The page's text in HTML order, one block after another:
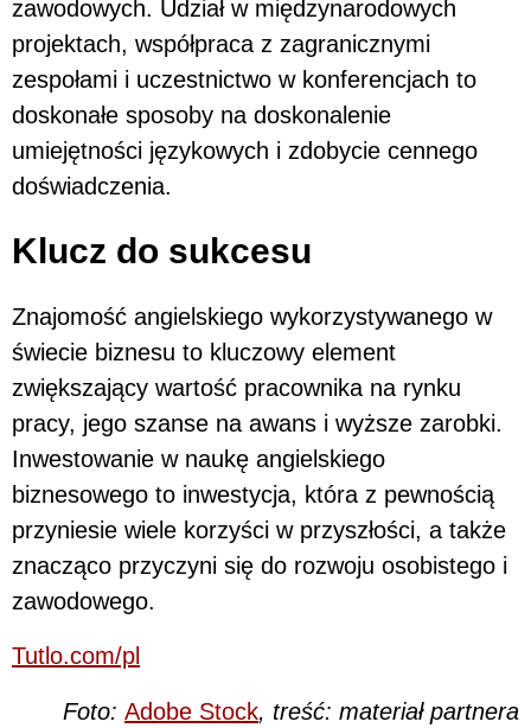
zawodowych. Udział w międzynarodowych
projektach, współpraca z zagranicznymi
zespołami i uczestnictwo w konferencjach to
doskonałe sposoby na doskonalenie
umiejętności językowych i zdobycie cennego
doświadczenia.
Klucz do sukcesu
Znajomość angielskiego wykorzystywanego w
świecie biznesu to kluczowy element
zwiększający wartość pracownika na rynku
pracy, jego szanse na awans i wyższe zarobki.
Inwestowanie w naukę angielskiego
biznesowego to inwestycja, która z pewnością
przyniesie wiele korzyści w przyszłości, a także
znacząco przyczyni się do rozwoju osobistego i
zawodowego.
Tutlo.com/pl
Foto: Adobe Stock, treść: materiał partnera